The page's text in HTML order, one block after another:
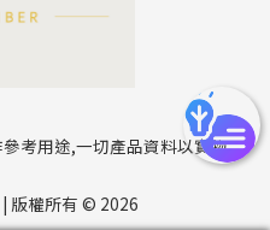
考用途,一切產品資料以實物
版權所有 © 2026